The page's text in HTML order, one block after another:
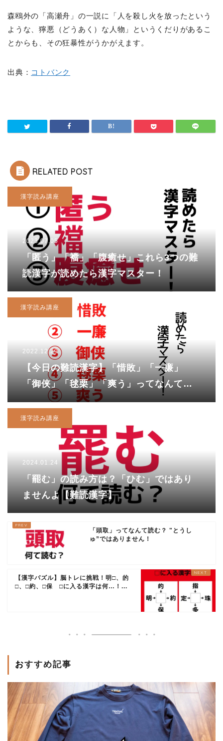
森鴎外の「高瀬舟」の一説に「人を殺し火を放ったという
ような、獰悪（どうあく）な人物」というくだりがあるこ
とからも、その狂暴性がうかがえます。
出典： コトバンク
RELATED POST
漢字読み講座
2023.07.05
「匿う」「襠」「腹癒せ」これら3つの難
読漢字が読めたら漢字マスター！
漢字読み講座
2022.12.29
【今日の難読漢字】「惜敗」「一廉」
「御侠」「毬栗」「爽う」ってなんて読
漢字読み講座
2024.01.24
「罷む」の読み方は？「ひむ」ではあり
ませんよ【難読漢字】
「頭取」ってなんて読む？ "とうし
ゅ”ではありません！
【漢字パズル】脳トレに挑戦！明□、的
□、□約、□保 □に入る漢字は何…！...
おすすめ記事